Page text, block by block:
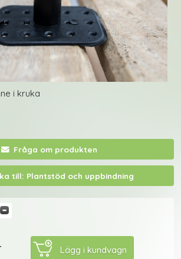
i kruka
Fråga om produkten
till: Plantstöd och uppbindning